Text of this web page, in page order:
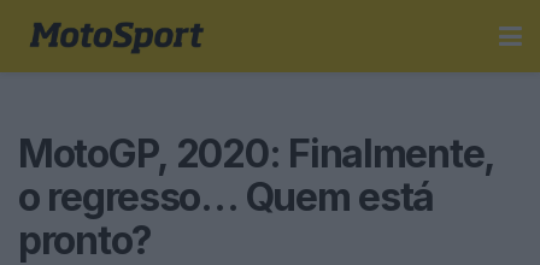
MotoGP, 2020: Finalmente,
o regresso… Quem está
pronto?